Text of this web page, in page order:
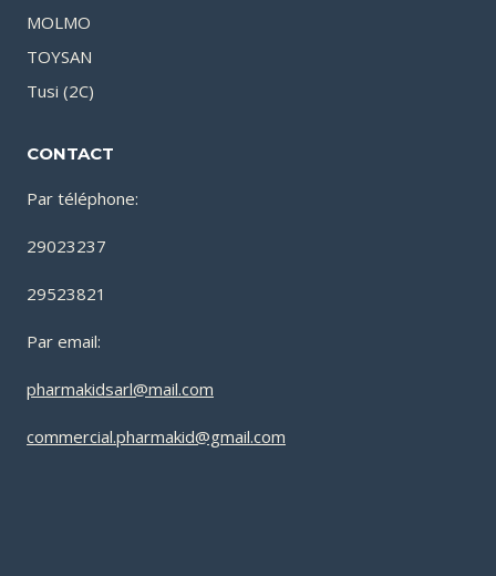
MOLMO
TOYSAN
Tusi (2C)
CONTACT
Par téléphone:
29023237
29523821
Par email:
pharmakidsarl@mail.com
commercial.pharmakid@gmail.com